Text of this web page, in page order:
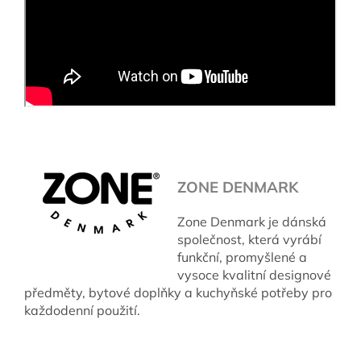
ZONE DENMARK
Zone Denmark je dánská
společnost, která vyrábí
funkční, promyšlené a
vysoce kvalitní designové
předměty, bytové doplňky a kuchyňské potřeby pro
každodenní použití.